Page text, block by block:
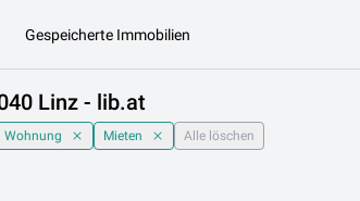
Gespeicherte Immobilien
Linz - lib.at
Wohnung Mieten Alle löschen